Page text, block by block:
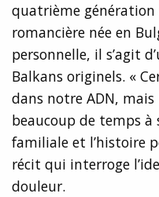
quatrième génération
romancière née en
personnelle, il s’agit
Balkans originels. «
dans notre ADN,
beaucoup de temps à
familiale et l’histoire
récit qui interroge
douleur.